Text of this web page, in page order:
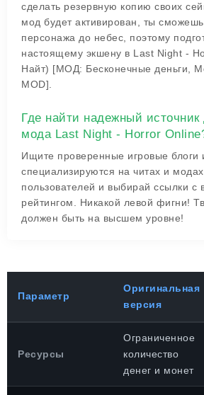
сделать резервную копию своих
мод будет активирован, ты сможешь
персонажа до небес, поэтому
настоящему экшену в Last Night -
Найт) [МОД: Бесконечные деньги,
MOD]
Где найти надежный источник
мода Last Night - Horror
Ищите проверенные игровые блоги
специализируются на читах и
пользователей и выбирай ссылки с
рейтингом. Никакой левой фигни!
должен быть на высшем уровне!
Параметр
Оригинальная
версия
Ресурсы
Ограниченное
количество
денег и монет